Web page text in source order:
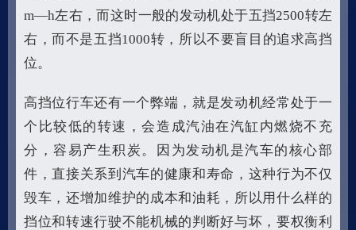
m—h左右，而这时一般的发动机处于五挡2500转左
右，而不是五挡1000转，所以不要盲目的追求高挡
位。
高挡位行车还有一个弊端，就是发动机经常处于一
个比较低的转速，会造成汽油在汽缸内燃烧不充
分，容易产生积炭。因为发动机是汽车的核心部
件，直接关系到汽车的健康和寿命，这种行为不仅
毁车，还增加维护的成本和油耗，所以用什么样的
挡位和转速行驶不能机械的判断好与坏，要权衡利